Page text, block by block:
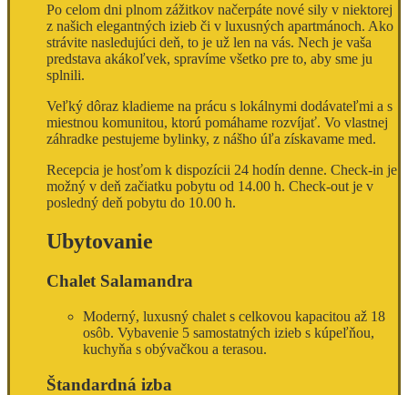
Po celom dni plnom zážitkov načerpáte nové sily v niektorej
z našich elegantných izieb či v luxusných apartmánoch. Ako
strávite nasledujúci deň, to je už len na vás. Nech je vaša
predstava akákoľvek, spravíme všetko pre to, aby sme ju
splnili.
Veľký dôraz kladieme na prácu s lokálnymi dodávateľmi a s
miestnou komunitou, ktorú pomáhame rozvíjať. Vo vlastnej
záhradke pestujeme bylinky, z nášho úľa získavame med.
Recepcia je hosťom k dispozícii 24 hodín denne. Check-in je
možný v deň začiatku pobytu od 14.00 h. Check-out je v
posledný deň pobytu do 10.00 h.
Ubytovanie
Chalet Salamandra
Moderný, luxusný chalet s celkovou kapacitou až 18
osôb. Vybavenie 5 samostatných izieb s kúpeľňou,
kuchyňa s obývačkou a terasou.
Štandardná izba